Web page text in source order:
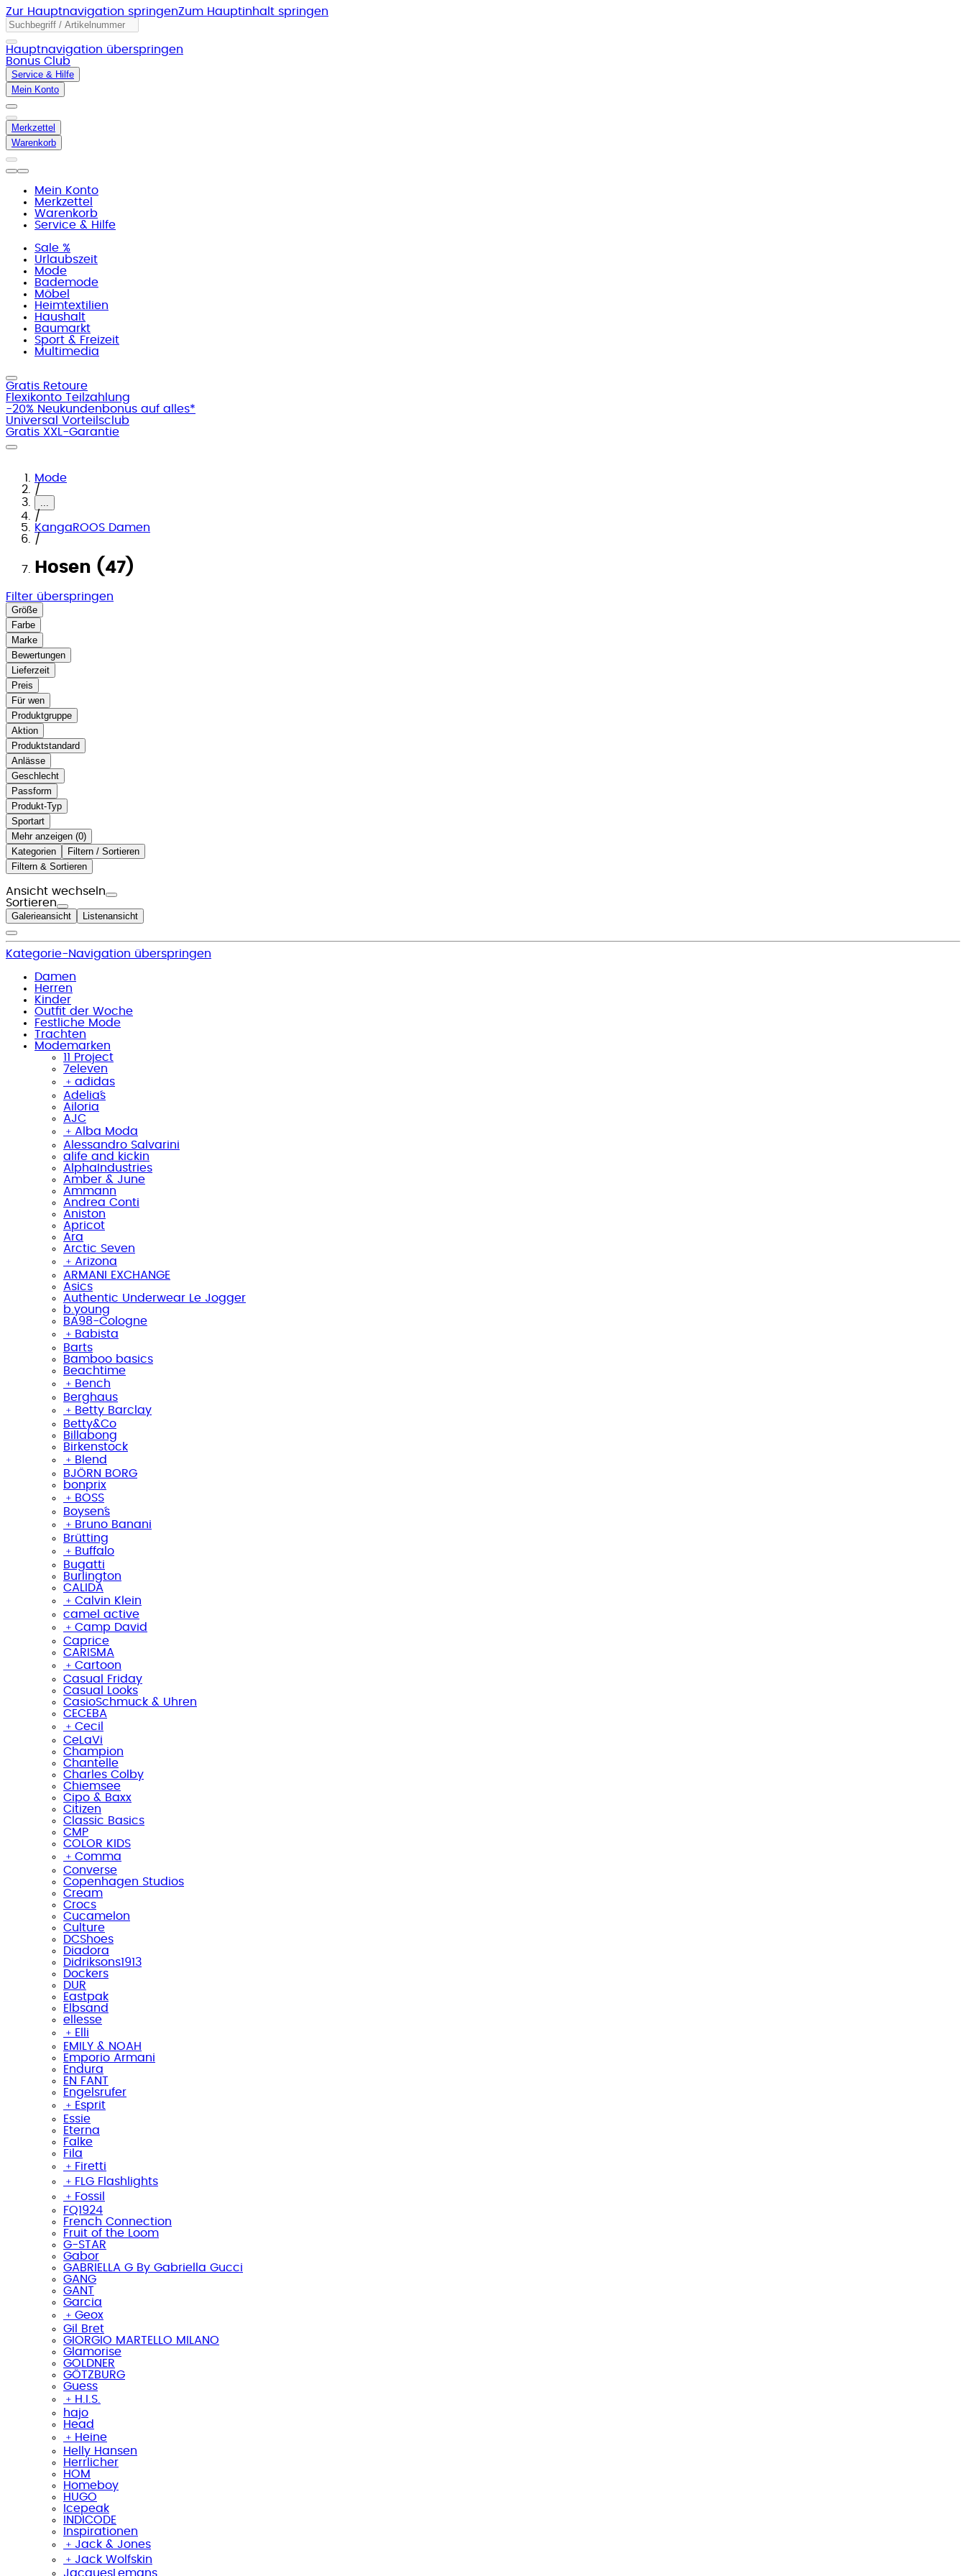
Zur Hauptnavigation springenZum Hauptinhalt springen
Hauptnavigation überspringen
Bonus Club
Service & Hilfe
Mein Konto
Merkzettel
Warenkorb
Mein Konto
Merkzettel
Warenkorb
Service & Hilfe
Sale %
Urlaubszeit
Mode
Bademode
Möbel
Heimtextilien
Haushalt
Baumarkt
Sport & Freizeit
Multimedia
Gratis Retoure
Flexikonto Teilzahlung
-20% Neukundenbonus auf alles*
Universal Vorteilsclub
Gratis XXL-Garantie
Mode
/
...
/
KangaROOS Damen
/
Hosen (47)
Filter überspringen
Größe
Farbe
Marke
Bewertungen
Lieferzeit
Preis
Für wen
Produktgruppe
Aktion
Produktstandard
Anlässe
Geschlecht
Passform
Produkt-Typ
Sportart
Mehr anzeigen ( )
Kategorien
Filtern / Sortieren
Filtern & Sortieren
Ansicht wechseln
Sortieren
Galerieansicht Listenansicht
Kategorie-Navigation überspringen
Damen
Herren
Kinder
Outfit der Woche
Festliche Mode
Trachten
Modemarken
11 Project
7eleven
﹢ adidas
Adelia´s
Ailoria
AJC
﹢ Alba Moda
Alessandro Salvarini
alife and kickin
AlphaIndustries
Amber & June
Ammann
Andrea Conti
Aniston
Apricot
Ara
Arctic Seven
﹢ Arizona
ARMANI EXCHANGE
Asics
Authentic Underwear Le Jogger
b.young
BA98-Cologne
﹢ Babista
Barts
Bamboo basics
Beachtime
﹢ Bench
Berghaus
﹢ Betty Barclay
Betty&Co
Billabong
Birkenstock
﹢ Blend
BJÖRN BORG
bonprix
﹢ BOSS
Boysen´s
﹢ Bruno Banani
Brütting
﹢ Buffalo
Bugatti
Burlington
CALIDA
﹢ Calvin Klein
camel active
﹢ Camp David
Caprice
CARISMA
﹢ Cartoon
Casual Friday
Casual Looks
CasioSchmuck & Uhren
CECEBA
﹢ Cecil
CeLaVi
Champion
Chantelle
Charles Colby
Chiemsee
Cipo & Baxx
Citizen
Classic Basics
CMP
COLOR KIDS
﹢ Comma
Converse
Copenhagen Studios
Cream
Crocs
Cucamelon
Culture
DCShoes
Diadora
Didriksons1913
Dockers
DUR
Eastpak
Elbsand
ellesse
﹢ Elli
EMILY & NOAH
Emporio Armani
Endura
EN FANT
Engelsrufer
﹢ Esprit
Essie
Eterna
Falke
Fila
﹢ Firetti
﹢ FLG Flashlights
﹢ Fossil
FQ1924
French Connection
Fruit of the Loom
G-STAR
Gabor
GABRIELLA G By Gabriella Gucci
GANG
GANT
Garcia
﹢ Geox
Gil Bret
GIORGIO MARTELLO MILANO
Glamorise
GOLDNER
GÖTZBURG
Guess
﹢ H.I.S.
hajo
Head
﹢ Heine
Helly Hansen
Herrlicher
HOM
Homeboy
HUGO
Icepeak
INDICODE
Inspirationen
﹢ Jack & Jones
﹢ Jack Wolfskin
JacquesLemans